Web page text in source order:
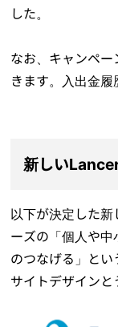
した。
なお、キャンペ
きます。入出金履
新しい
以下が決定した
ーズの「個人や
のつなげる」とい
サイトデザインと